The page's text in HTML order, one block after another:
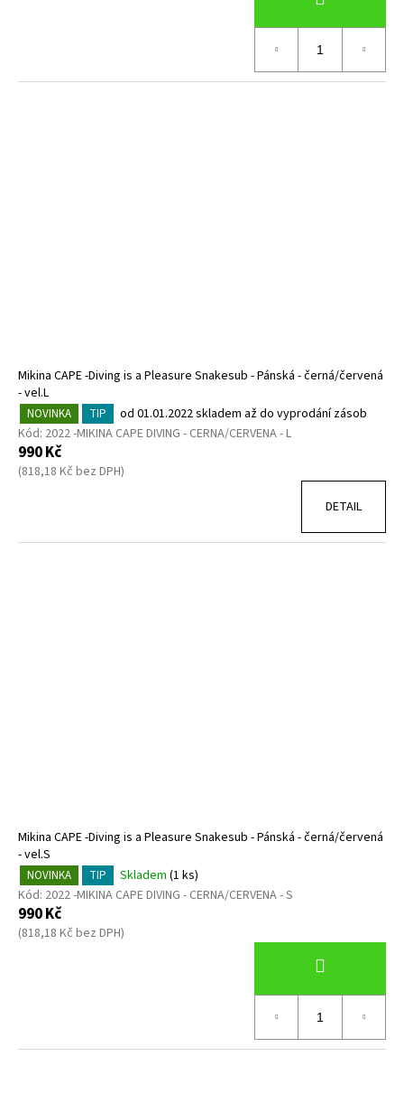
Mikina CAPE -Diving is a Pleasure Snakesub - Pánská - černá/červená
- vel.L
NOVINKA TIP
od 01.01.2022 skladem až do vyprodání zásob
Kód: 2022 -MIKINA CAPE DIVING - CERNA/CERVENA - L
990 Kč
(818,18 Kč bez DPH)
DETAIL
Mikina CAPE -Diving is a Pleasure Snakesub - Pánská - černá/červená
- vel.S
NOVINKA TIP Skladem (1 ks)
Kód: 2022 -MIKINA CAPE DIVING - CERNA/CERVENA - S
990 Kč
(818,18 Kč bez DPH)